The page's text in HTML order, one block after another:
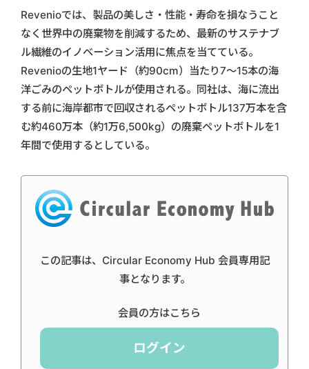
Revenioでは、製品の美しさ・性能・寿命を損なうこと
なく世界中の廃棄物を削減するため、最新のサステナブ
ル繊維のイノベーション活用に焦点を当てている。
Revenioの生地1ヤード（約90cm）当たり7～15本の海
洋ごみのペットボトルが使用される。同社は、海に流出
する前に海岸都市で回収されるペットボトル137万本を含
む約460万本（約1万6,500kg）の廃棄ペットボトルを1
年間で使用するとしている。
この記事は、Circular Economy Hub 会員専用記
事となります。
会員の方はこちら
ログイン